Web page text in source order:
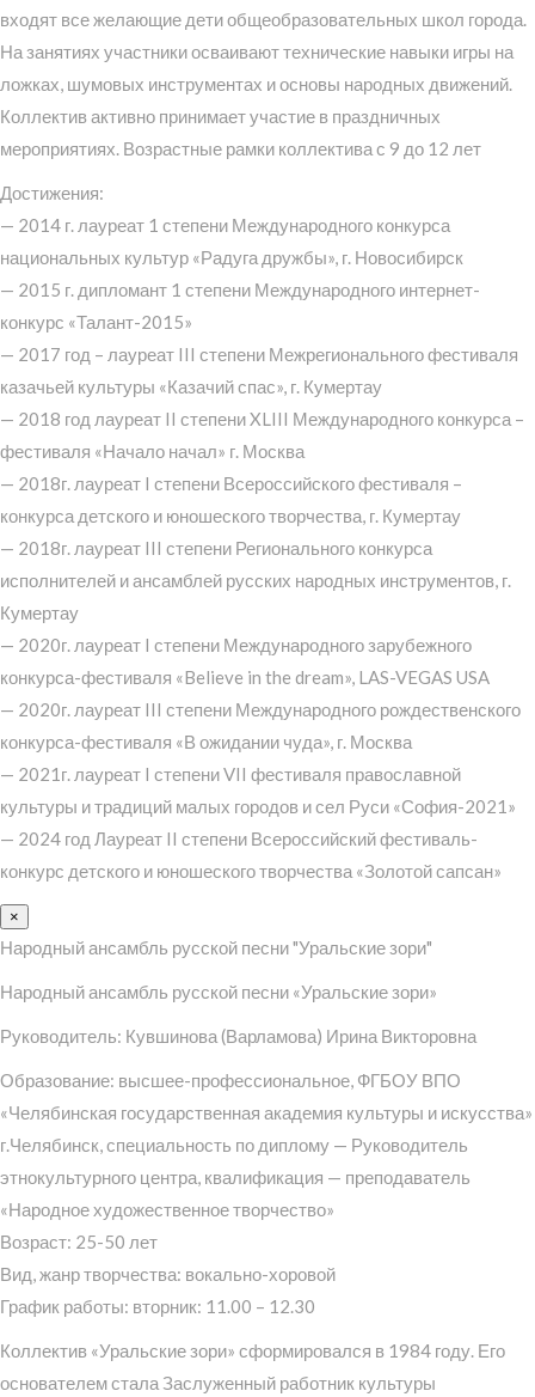
входят все желающие дети общеобразовательных школ города.
На занятиях участники осваивают технические навыки игры на
ложках, шумовых инструментах и основы народных движений.
Коллектив активно принимает участие в праздничных
мероприятиях. Возрастные рамки коллектива с 9 до 12 лет
Достижения:
— 2014 г. лауреат 1 степени Международного конкурса
национальных культур «Радуга дружбы», г. Новосибирск
— 2015 г. дипломант 1 степени Международного интернет-
конкурс «Талант-2015»
— 2017 год – лауреат III степени Межрегионального фестиваля
казачьей культуры «Казачий спас», г. Кумертау
— 2018 год лауреат II степени XLIII Международного конкурса –
фестиваля «Начало начал» г. Москва
— 2018г. лауреат I степени Всероссийского фестиваля –
конкурса детского и юношеского творчества, г. Кумертау
— 2018г. лауреат III степени Регионального конкурса
исполнителей и ансамблей русских народных инструментов, г.
Кумертау
— 2020г. лауреат I степени Международного зарубежного
конкурса-фестиваля «Believe in the dream», LAS-VEGAS USA
— 2020г. лауреат III степени Международного рождественского
конкурса-фестиваля «В ожидании чуда», г. Москва
— 2021г. лауреат I степени VII фестиваля православной
культуры и традиций малых городов и сел Руси «София-2021»
— 2024 год Лауреат II степени Всероссийский фестиваль-
конкурс детского и юношеского творчества «Золотой сапсан»
×
Народный ансамбль русской песни "Уральские зори"
Народный ансамбль русской песни «Уральские зори»
Руководитель: Кувшинова (Варламова) Ирина Викторовна
Образование: высшее-профессиональное, ФГБОУ ВПО
«Челябинская государственная академия культуры и искусства»
г.Челябинск, специальность по диплому — Руководитель
этнокультурного центра, квалификация — преподаватель
«Народное художественное творчество»
Возраст: 25-50 лет
Вид, жанр творчества: вокально-хоровой
График работы: вторник: 11.00 – 12.30
Коллектив «Уральские зори» сформировался в 1984 году. Его
основателем стала Заслуженный работник культуры